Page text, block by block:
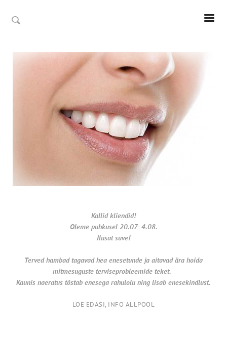
Kallid kliendid!
Oleme puhkusel 20.07- 4.08.
Ilusat suve!
Terved hambad tagavad hea enesetunde ja aitavad ära hoida
mitmesuguste terviseprobleemide teket.
Kaunis naeratus tõstab enesega rahulolu ning lisab enesekindlust.
LOE EDASI, INFO ALLPOOL